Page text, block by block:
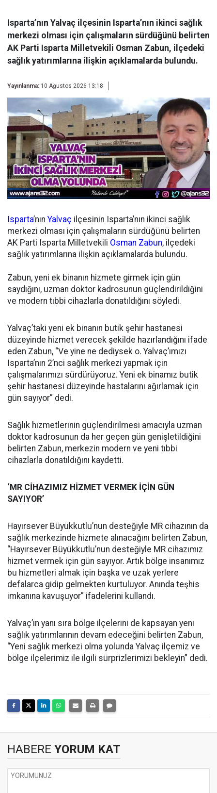
Isparta’nın Yalvaç ilçesinin Isparta’nın ikinci sağlık
merkezi olması için çalışmaların sürdüğünü belirten
AK Parti Isparta Milletvekili Osman Zabun, ilçedeki
sağlık yatırımlarına ilişkin açıklamalarda bulundu.
Yayınlanma: 10 Ağustos 2026 13:18
Isparta’nınYalvaç ilçesinin Isparta’nın ikinci sağlık
merkezi olması için çalışmaların sürdüğünü belirten
AK Parti Isparta Milletvekili Osman Zabun, ilçedeki
sağlık yatırımlarına ilişkin açıklamalarda bulundu.
Zabun, yeni ek binanın hizmete girmek için gün
saydığını, uzman doktor kadrosunun güçlendirildiğini
ve modern tıbbi cihazlarla donatıldığını söyledi.
Yalvaç’taki yeni ek binanın butik şehir hastanesi
düzeyinde hizmet verecek şekilde hazırlandığını ifade
eden Zabun, “Ve yine ne dediysek o. Yalvaç’ımızı
Isparta’nın 2’nci sağlık merkezi yapmak için
çalışmalarımızı sürdürüyoruz. Yeni ek binamız butik
şehir hastanesi düzeyinde hastalarını ağırlamak için
gün sayıyor” dedi.
Sağlık hizmetlerinin güçlendirilmesi amacıyla uzman
doktor kadrosunun da her geçen gün genişletildiğini
belirten Zabun, merkezin modern ve yeni tıbbi
cihazlarla donatıldığını kaydetti.
‘MR CİHAZIMIZ HİZMET VERMEK İÇİN GÜN
SAYIYOR’
Hayırsever Büyükkutlu’nun desteğiyle MR cihazının da
sağlık merkezinde hizmete alınacağını belirten Zabun,
“Hayırsever Büyükkutlu’nun desteğiyle MR cihazımız
hizmet vermek için gün sayıyor. Artık bölge insanımız
bu hizmetleri almak için başka ve uzak yerlere
defalarca gidip gelmekten kurtuluyor. Anında teşhis
imkanına kavuşuyor” ifadelerini kullandı.
Yalvaç’ın yanı sıra bölge ilçelerini de kapsayan yeni
sağlık yatırımlarının devam edeceğini belirten Zabun,
“Yeni sağlık merkezi olma yolunda Yalvaç ilçemiz ve
bölge ilçelerimiz ile ilgili sürprizlerimizi bekleyin” dedi.
HABERE YORUM KAT